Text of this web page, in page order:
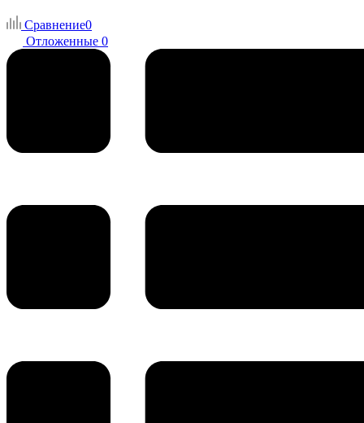
Сравнение0
Отложенные 0